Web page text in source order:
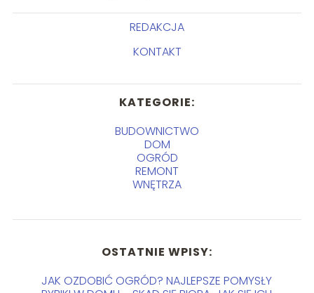
REDAKCJA
KONTAKT
KATEGORIE:
BUDOWNICTWO
DOM
OGRÓD
REMONT
WNĘTRZA
OSTATNIE WPISY:
JAK OZDOBIĆ OGRÓD? NAJLEPSZE POMYSŁY